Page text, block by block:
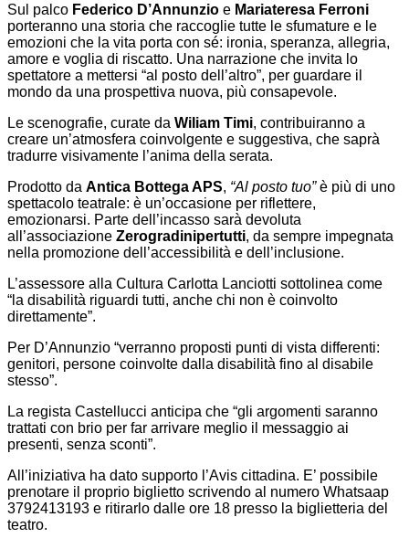
Sul palco Federico D’Annunzio e Mariateresa Ferroni
porteranno una storia che raccoglie tutte le sfumature e le
emozioni che la vita porta con sé: ironia, speranza, allegria,
amore e voglia di riscatto. Una narrazione che invita lo
spettatore a mettersi “al posto dell’altro”, per guardare il
mondo da una prospettiva nuova, più consapevole.
Le scenografie, curate da Wiliam Timi, contribuiranno a
creare un’atmosfera coinvolgente e suggestiva, che saprà
tradurre visivamente l’anima della serata.
Prodotto da Antica Bottega APS, “Al posto tuo”è più di uno
spettacolo teatrale: è un’occasione per riflettere,
emozionarsi. Parte dell’incasso sarà devoluta
all’associazione Zerogradinipertutti, da sempre impegnata
nella promozione dell’accessibilità e dell’inclusione.
L’assessore alla Cultura Carlotta Lanciotti sottolinea come
“la disabilità riguardi tutti, anche chi non è coinvolto
direttamente”.
Per D’Annunzio “verranno proposti punti di vista differenti:
genitori, persone coinvolte dalla disabilità fino al disabile
stesso”.
La regista Castellucci anticipa che “gli argomenti saranno
trattati con brio per far arrivare meglio il messaggio ai
presenti, senza sconti”.
All’iniziativa ha dato supporto l’Avis cittadina. E’ possibile
prenotare il proprio biglietto scrivendo al numero Whatsaap
3792413193 e ritirarlo dalle ore 18 presso la biglietteria del
teatro.